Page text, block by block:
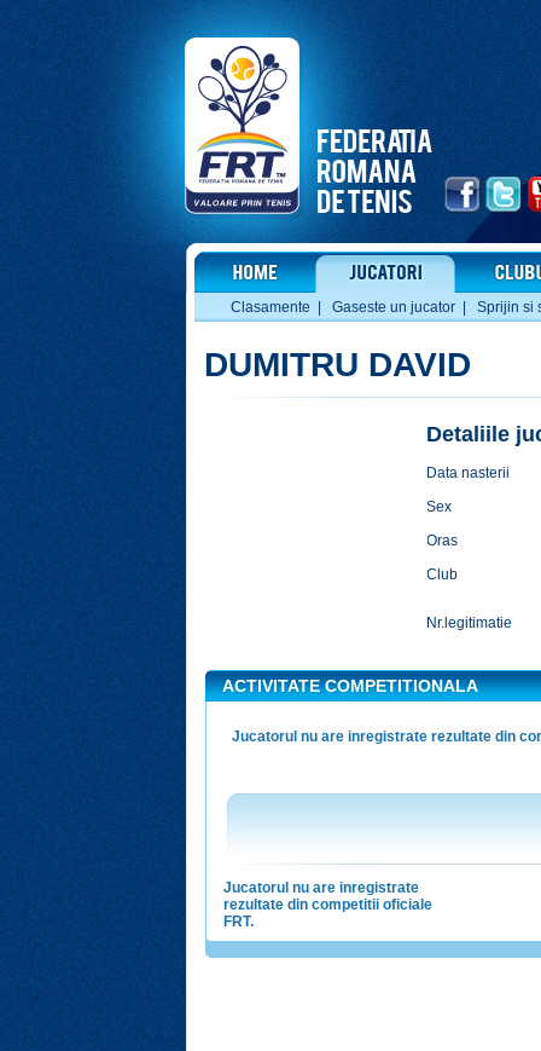
Clasamente Gaseste un jucator Sprijin si
DUMITRU DAVID
Detaliile
Data nasterii
Sex
Oras
Club
Nr.legitimatie
ACTIVITATE COMPETITIONALA
Jucatorul nu are inregistrate rezultate din
Jucatorul nu are inregistrate
rezultate din competitii oficiale
FRT.